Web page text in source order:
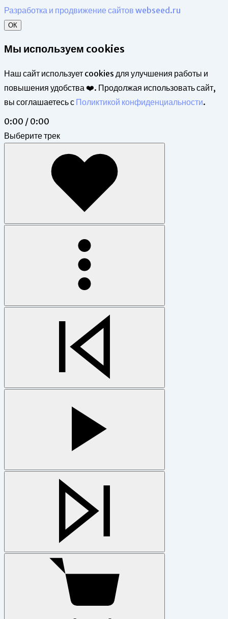
Разработка и продвижение сайтов webseed.ru
ОК
Мы используем cookies
Наш сайт использует cookies для улучшения работы и
повышения удобства ❤️. Продолжая использовать сайт,
вы соглашаетесь с Поликтикой конфиденциальности.
0:00 / 0:00
Выберите трек